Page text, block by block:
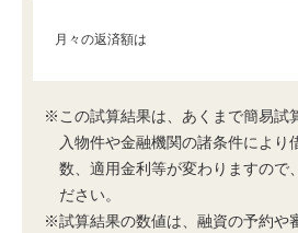
月々の返済額は
※この試算結果は、あくまで簡易試
入物件や金融機関の諸条件により
数、適用金利等が変わりますので
ださい。
※試算結果の数値は、融資の予約や